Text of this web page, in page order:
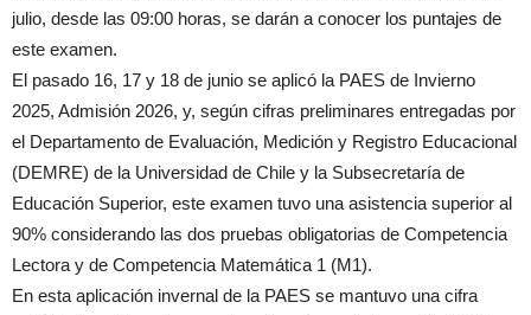
julio, desde las 09:00 horas, se darán a conocer los puntajes de
este examen.
El pasado 16, 17 y 18 de junio se aplicó la PAES de Invierno
2025, Admisión 2026, y, según cifras preliminares entregadas por
el Departamento de Evaluación, Medición y Registro Educacional
(DEMRE) de la Universidad de Chile y la Subsecretaría de
Educación Superior, este examen tuvo una asistencia superior al
90% considerando las dos pruebas obligatorias de Competencia
Lectora y de Competencia Matemática 1 (M1).
En esta aplicación invernal de la PAES se mantuvo una cifra